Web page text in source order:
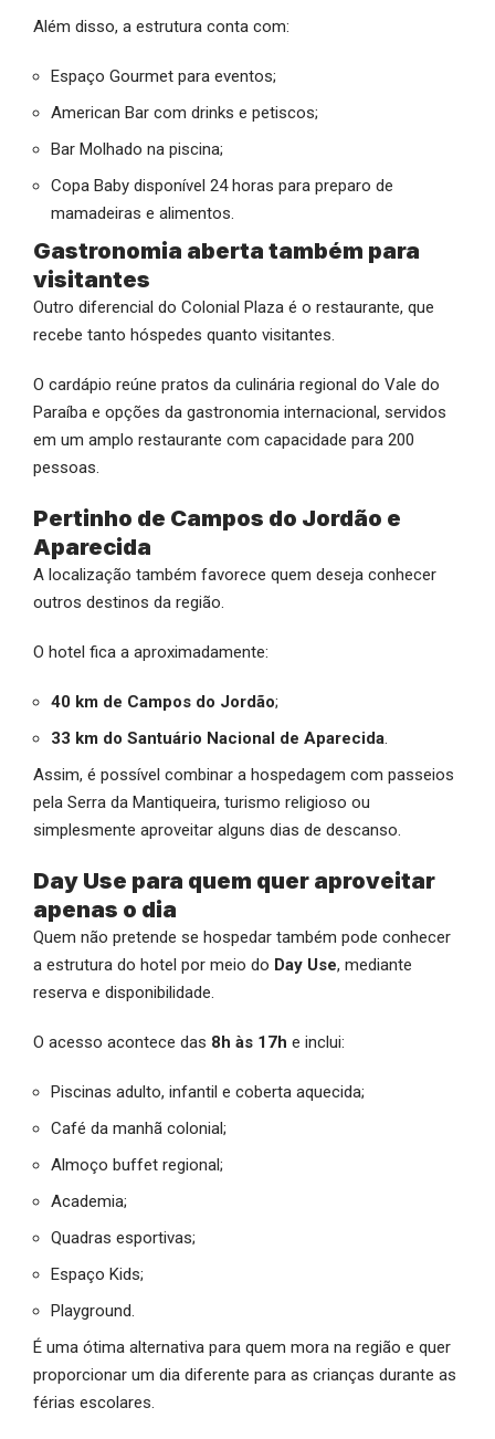
Além disso, a estrutura conta com:
Espaço Gourmet para eventos;
American Bar com drinks e petiscos;
Bar Molhado na piscina;
Copa Baby disponível 24 horas para preparo de
mamadeiras e alimentos.
Gastronomia aberta também para
visitantes
Outro diferencial do Colonial Plaza é o restaurante, que
recebe tanto hóspedes quanto visitantes.
O cardápio reúne pratos da culinária regional do Vale do
Paraíba e opções da gastronomia internacional, servidos
em um amplo restaurante com capacidade para 200
pessoas.
Pertinho de Campos do Jordão e
Aparecida
A localização também favorece quem deseja conhecer
outros destinos da região.
O hotel fica a aproximadamente:
40 km de Campos do Jordão;
33 km do Santuário Nacional de Aparecida.
Assim, é possível combinar a hospedagem com passeios
pela Serra da Mantiqueira, turismo religioso ou
simplesmente aproveitar alguns dias de descanso.
Day Use para quem quer aproveitar
apenas o dia
Quem não pretende se hospedar também pode conhecer
a estrutura do hotel por meio do Day Use, mediante
reserva e disponibilidade.
O acesso acontece das 8h às 17h e inclui:
Piscinas adulto, infantil e coberta aquecida;
Café da manhã colonial;
Almoço buffet regional;
Academia;
Quadras esportivas;
Espaço Kids;
Playground.
É uma ótima alternativa para quem mora na região e quer
proporcionar um dia diferente para as crianças durante as
férias escolares.